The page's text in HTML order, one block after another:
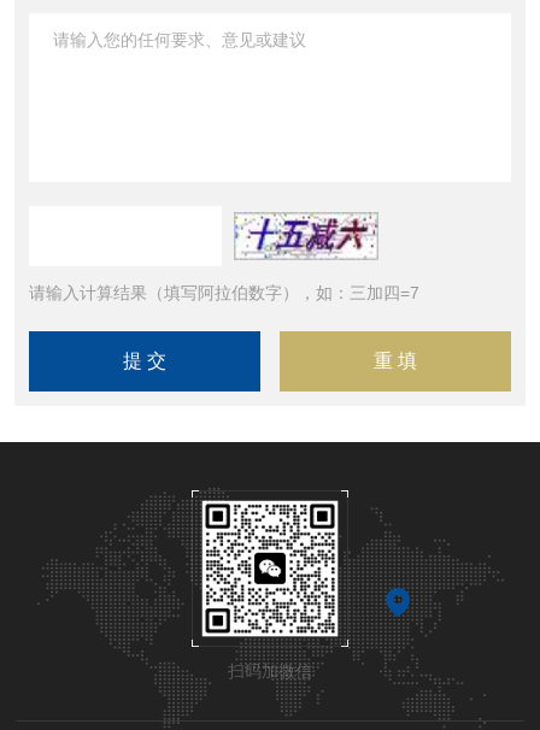
请输入计算结果（填写阿拉伯数字），如：三加四=7
扫码加微信